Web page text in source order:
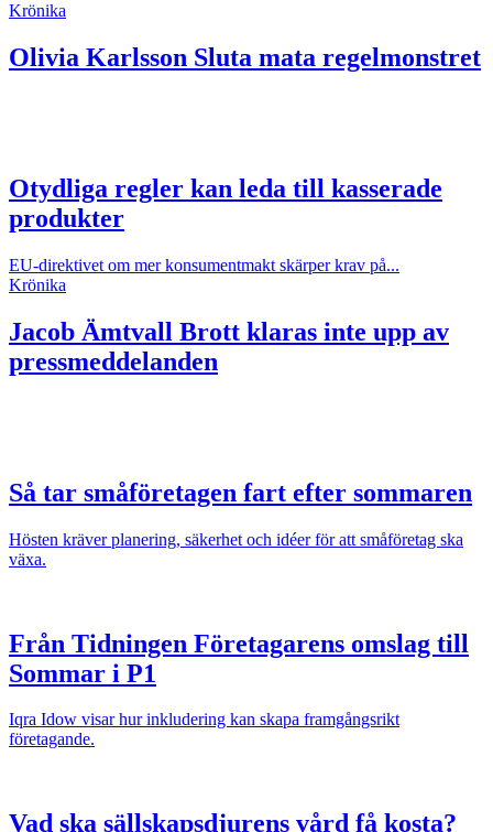
Krönika
Olivia Karlsson Sluta mata regelmonstret
Otydliga regler kan leda till kasserade
produkter
EU-direktivet om mer konsumentmakt skärper krav på...
Krönika
Jacob Ämtvall Brott klaras inte upp av
pressmeddelanden
Så tar småföretagen fart efter sommaren
Hösten kräver planering, säkerhet och idéer för att småföretag ska
växa.
Från Tidningen Företagarens omslag till
Sommar i P1
Iqra Idow visar hur inkludering kan skapa framgångsrikt
företagande.
Vad ska sällskapsdjurens vård få kosta?